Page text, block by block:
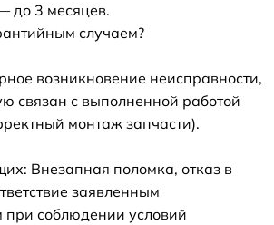
до 3 месяцев.
случаем?
возникновение неисправности,
связан с выполненной работой
монтаж запчасти).
Внезапная поломка, отказ в
заявленным
при соблюдении условий